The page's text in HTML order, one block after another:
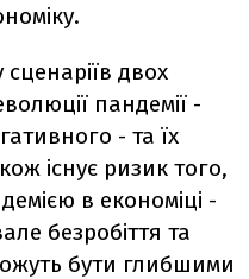
двох
пандемії -
- та їх
існує ризик того,
в економіці -
безробіття та
бути глибшими